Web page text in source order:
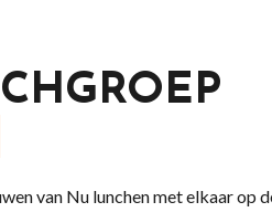
van Nu lunchen met elkaar op